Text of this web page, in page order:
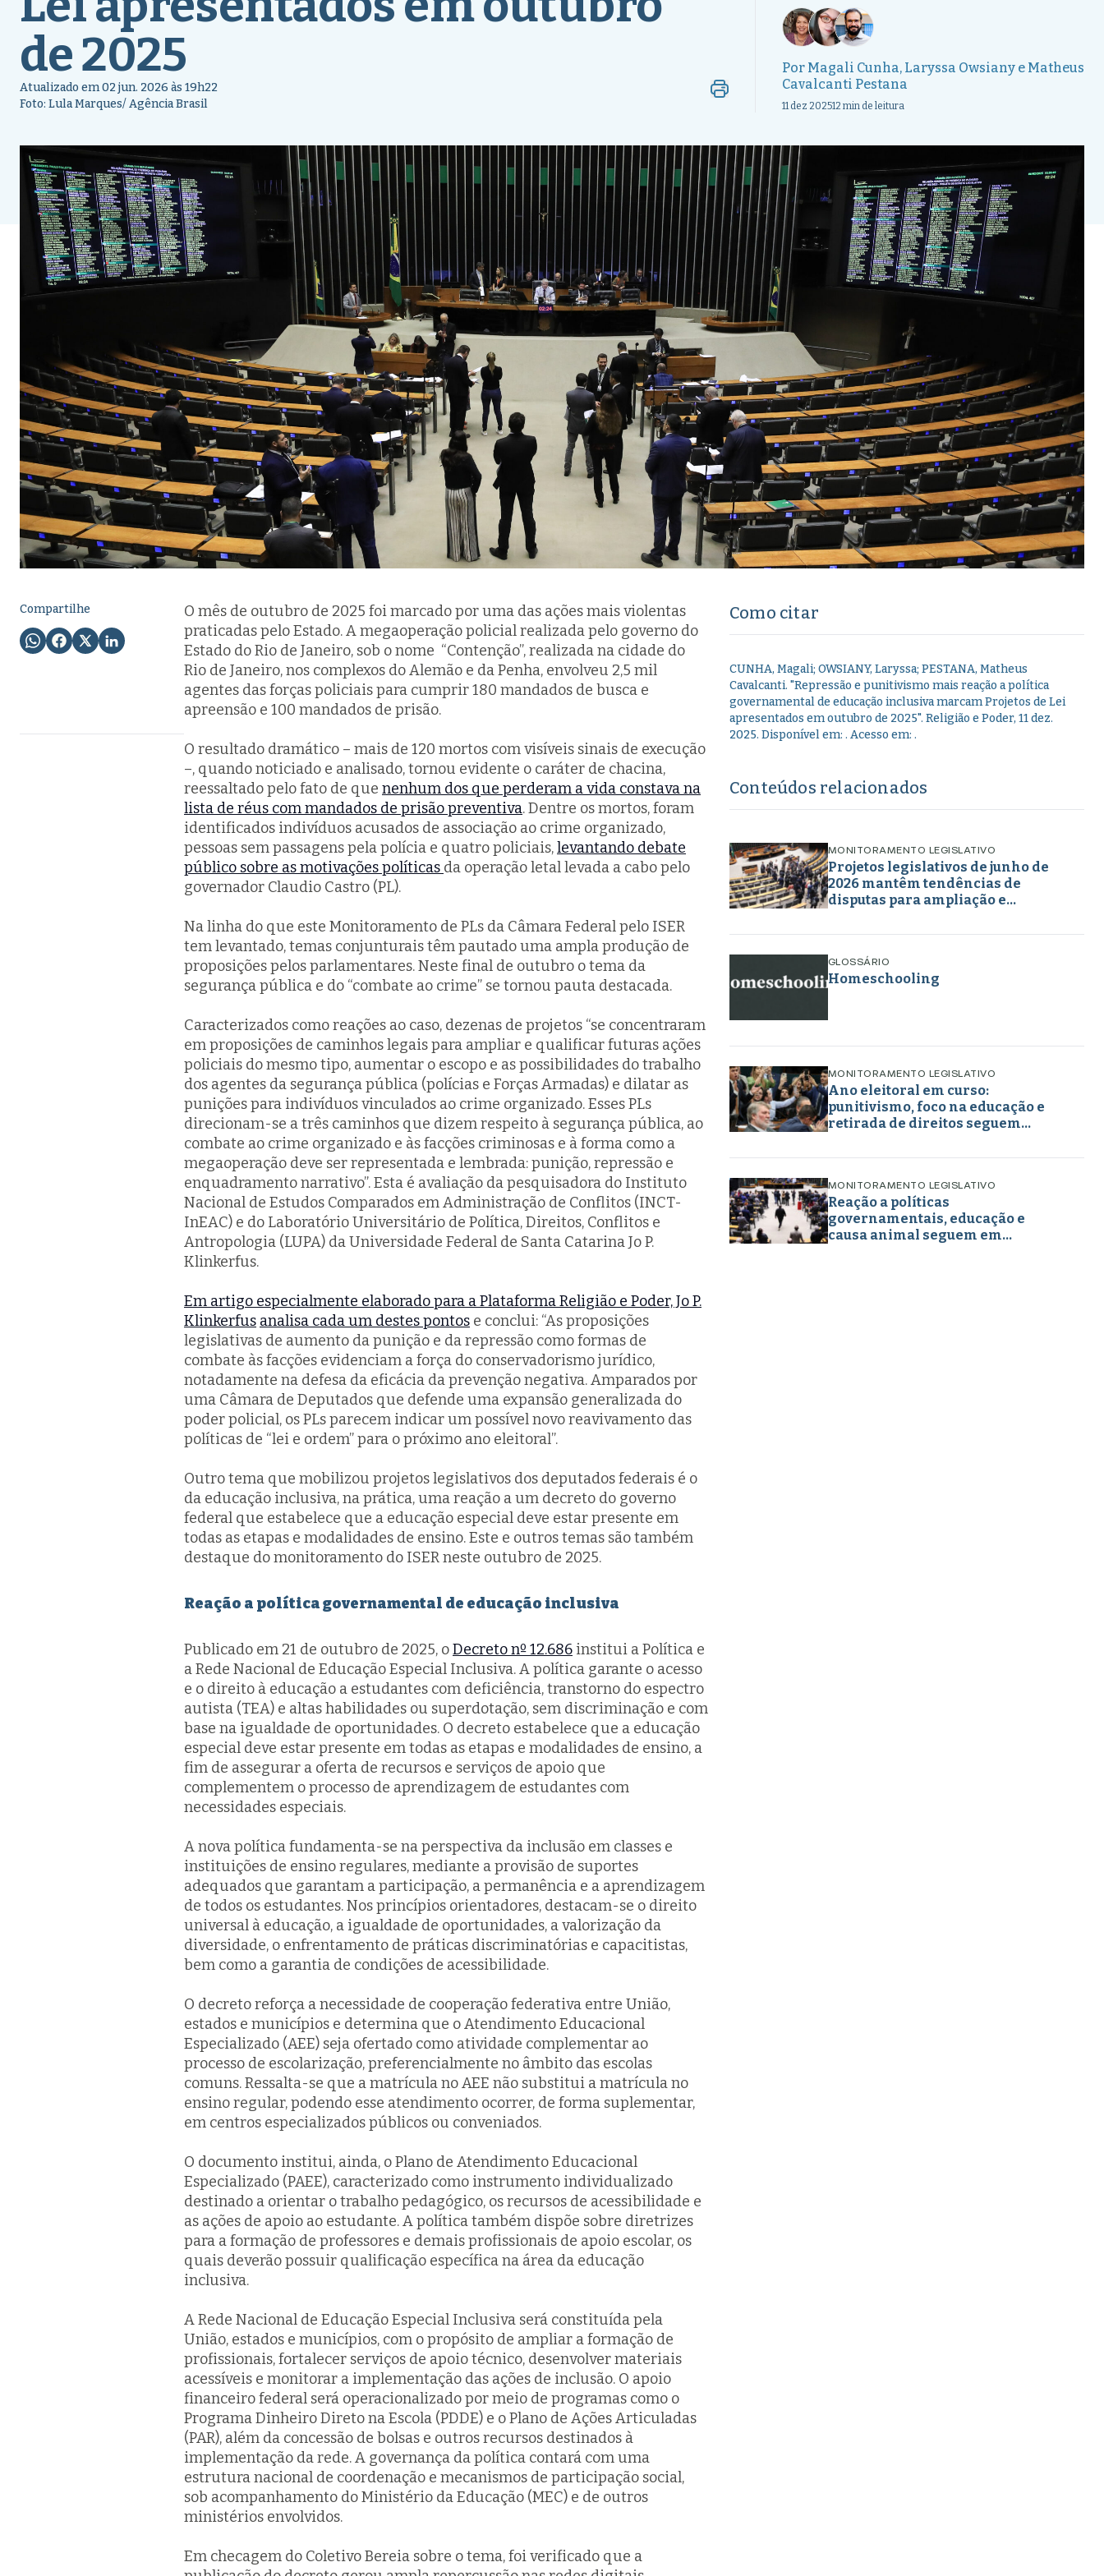
de 2025
Atualizado em 02 jun. 2026 às 19h22
Foto: Lula Marques/ Agência Brasil
Por Magali Cunha, Laryssa Owsiany e Matheus
Cavalcanti Pestana
11 dez 202512 min de leitura
Compartilhe
O mês de outubro de 2025 foi marcado por uma das ações mais violentas
praticadas pelo Estado. A megaoperação policial realizada pelo governo do
Estado do Rio de Janeiro, sob o nome “Contenção”, realizada na cidade do
Rio de Janeiro, nos complexos do Alemão e da Penha, envolveu 2,5 mil
agentes das forças policiais para cumprir 180 mandados de busca e
apreensão e 100 mandados de prisão.
O resultado dramático – mais de 120 mortos com visíveis sinais de execução
–, quando noticiado e analisado, tornou evidente o caráter de chacina,
reessaltado pelo fato de que nenhum dos que perderam a vida constava na
lista de réus com mandados de prisão preventiva. Dentre os mortos, foram
identificados indivíduos acusados de associação ao crime organizado,
pessoas sem passagens pela polícia e quatro policiais,levantando debate
público sobre as motivações políticas da operação letal levada a cabo pelo
governador Claudio Castro (PL).
Na linha do que este Monitoramento de PLs da Câmara Federal pelo ISER
tem levantado, temas conjunturais têm pautado uma ampla produção de
proposições pelos parlamentares. Neste final de outubro o tema da
segurança pública e do “combate ao crime” se tornou pauta destacada.
Caracterizados como reações ao caso, dezenas de projetos “se concentraram
em proposições de caminhos legais para ampliar e qualificar futuras ações
policiais do mesmo tipo, aumentar o escopo e as possibilidades do trabalho
dos agentes da segurança pública (polícias e Forças Armadas) e dilatar as
punições para indivíduos vinculados ao crime organizado. Esses PLs
direcionam-se a três caminhos que dizem respeito à segurança pública, ao
combate ao crime organizado e às facções criminosas e à forma como a
megaoperação deve ser representada e lembrada: punição, repressão e
enquadramento narrativo”. Esta é avaliação da pesquisadora do Instituto
Nacional de Estudos Comparados em Administração de Conflitos (INCT-
InEAC) e do Laboratório Universitário de Política, Direitos, Conflitos e
Antropologia (LUPA) da Universidade Federal de Santa Catarina Jo P.
Klinkerfus.
Em artigo especialmente elaborado para a Plataforma Religião e Poder, Jo P.
Klinkerfus analisa cada um destes pontos e conclui: “As proposições
legislativas de aumento da punição e da repressão como formas de
combate às facções evidenciam a força do conservadorismo jurídico,
notadamente na defesa da eficácia da prevenção negativa. Amparados por
uma Câmara de Deputados que defende uma expansão generalizada do
poder policial, os PLs parecem indicar um possível novo reavivamento das
políticas de “lei e ordem” para o próximo ano eleitoral”.
Outro tema que mobilizou projetos legislativos dos deputados federais é o
da educação inclusiva, na prática, uma reação a um decreto do governo
federal que estabelece que a educação especial deve estar presente em
todas as etapas e modalidades de ensino. Este e outros temas são também
destaque do monitoramento do ISER neste outubro de 2025.
Reação a política governamental de educação inclusiva
Publicado em 21 de outubro de 2025, oDecreto nº 12.686 institui a Política e
a Rede Nacional de Educação Especial Inclusiva. A política garante o acesso
e o direito à educação a estudantes com deficiência, transtorno do espectro
autista (TEA) e altas habilidades ou superdotação, sem discriminação e com
base na igualdade de oportunidades. O decreto estabelece que a educação
especial deve estar presente em todas as etapas e modalidades de ensino, a
fim de assegurar a oferta de recursos e serviços de apoio que
complementem o processo de aprendizagem de estudantes com
necessidades especiais.
A nova política fundamenta-se na perspectiva da inclusão em classes e
instituições de ensino regulares, mediante a provisão de suportes
adequados que garantam a participação, a permanência e a aprendizagem
de todos os estudantes. Nos princípios orientadores, destacam-se o direito
universal à educação, a igualdade de oportunidades, a valorização da
diversidade, o enfrentamento de práticas discriminatórias e capacitistas,
bem como a garantia de condições de acessibilidade.
O decreto reforça a necessidade de cooperação federativa entre União,
estados e municípios e determina que o Atendimento Educacional
Especializado (AEE) seja ofertado como atividade complementar ao
processo de escolarização, preferencialmente no âmbito das escolas
comuns. Ressalta-se que a matrícula no AEE não substitui a matrícula no
ensino regular, podendo esse atendimento ocorrer, de forma suplementar,
em centros especializados públicos ou conveniados.
O documento institui, ainda, o Plano de Atendimento Educacional
Especializado (PAEE), caracterizado como instrumento individualizado
destinado a orientar o trabalho pedagógico, os recursos de acessibilidade e
as ações de apoio ao estudante. A política também dispõe sobre diretrizes
para a formação de professores e demais profissionais de apoio escolar, os
quais deverão possuir qualificação específica na área da educação
inclusiva.
A Rede Nacional de Educação Especial Inclusiva será constituída pela
União, estados e municípios, com o propósito de ampliar a formação de
profissionais, fortalecer serviços de apoio técnico, desenvolver materiais
acessíveis e monitorar a implementação das ações de inclusão. O apoio
financeiro federal será operacionalizado por meio de programas como o
Programa Dinheiro Direto na Escola (PDDE) e o Plano de Ações Articuladas
(PAR), além da concessão de bolsas e outros recursos destinados à
implementação da rede. A governança da política contará com uma
estrutura nacional de coordenação e mecanismos de participação social,
sob acompanhamento do Ministério da Educação (MEC) e de outros
ministérios envolvidos.
Em checagem do Coletivo Bereia sobre o tema, foi verificado que a
Como citar
CUNHA, Magali; OWSIANY, Laryssa; PESTANA, Matheus
Cavalcanti. "Repressão e punitivismo mais reação a política
governamental de educação inclusiva marcam Projetos de Lei
apresentados em outubro de 2025". Religião e Poder, 11 dez.
2025. Disponível em: . Acesso em: .
Conteúdos relacionados
MONITORAMENTO LEGISLATIVO
Projetos legislativos de junho de
2026 mantêm tendências de
disputas para ampliação e
gênero, educação e
GLOSSÁRIO
Homeschooling
MONITORAMENTO LEGISLATIVO
Ano eleitoral em curso:
punitivismo, foco na educação e
retirada de direitos seguem
2026
MONITORAMENTO LEGISLATIVO
Reação a políticas
governamentais, educação e
causa animal seguem em